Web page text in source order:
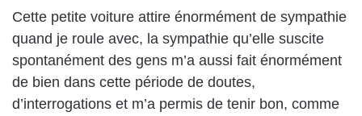
Cette petite voiture attire énormément de sympathie
quand je roule avec, la sympathie qu’elle suscite
spontanément des gens m’a aussi fait énormément
de bien dans cette période de doutes,
d’interrogations et m’a permis de tenir bon, comme